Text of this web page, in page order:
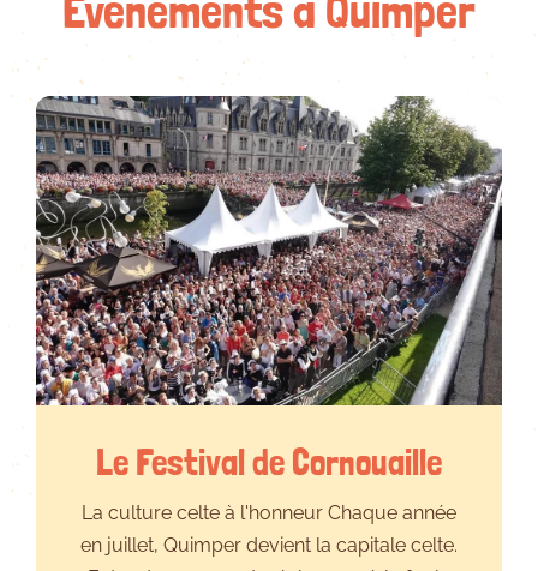
Le Festival de Cornouaille
La culture celte à l'honneur Chaque année
en juillet, Quimper devient la capitale celte.